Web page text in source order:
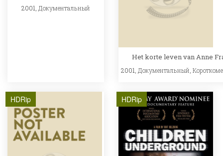
2001, Документальный
Het korte leven van Anne
2001, Документальный ,
HDRip HDRip